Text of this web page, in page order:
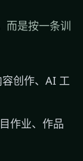
而是按一条训
创作、AI 工
作业、作品